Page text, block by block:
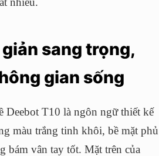
sang trọng,
gian sống
Deebot T10 là ngôn ngữ thiết kế
màu trắng tinh khôi, bề mặt phủ
bám vân tay tốt. Mặt trên của